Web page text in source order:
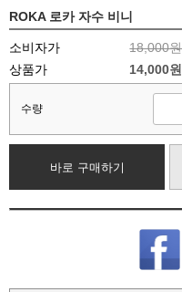
ROKA 로카 자수 비니
소비자가 18,000
상품가
14,000원
수량
바로 구매하기